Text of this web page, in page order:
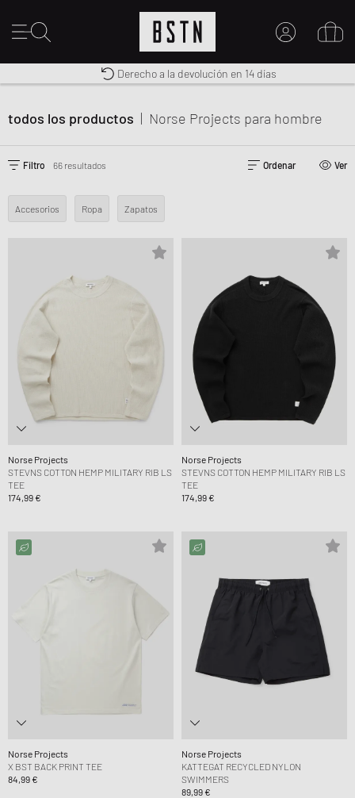
MI CUENTA
Envío gratuito a España desde € 100
Premium Sportswear
Derecho a la devolución en 14 días
todos los productos | Norse Projects para hombre
Filtro 66 resultados Ordenar Ver
Accesorios Ropa Zapatos
Norse Projects
STEVNS COTTON HEMP MILITARY RIB LS
TEE
174,99 €
Norse Projects
STEVNS COTTON HEMP MILITARY RIB LS
TEE
174,99 €
Norse Projects
X BST BACK PRINT TEE
84,99 €
Norse Projects
KATTEGAT RECYCLED NYLON
SWIMMERS
89,99 €